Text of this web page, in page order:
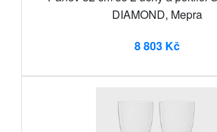
DIAMOND, Mepra
8 803 Kč